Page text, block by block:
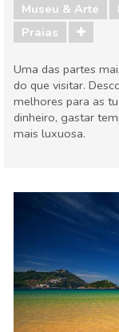
Museu & Arte
Praias
Uma das partes
do que visitar.
melhores para as
dinheiro, gastar
mais luxuosa.
Comida &
Desportos e
Natureza e ar